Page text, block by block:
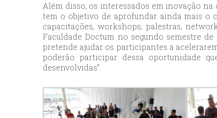
Além disso, os interessados em inovação
tem o objetivo de aprofundar ainda mais o
capacitações, workshops, palestras,
Faculdade Doctum no segundo semestre
pretende ajudar os participantes a
poderão participar dessa oportunidade
desenvolvidas”.